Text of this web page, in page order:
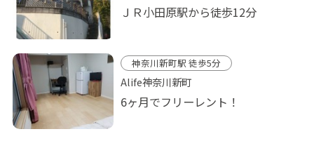
ＪＲ小田原駅から徒歩12分
神奈川新町駅 徒歩5分
Alife神奈川新町
6ヶ月でフリーレント！